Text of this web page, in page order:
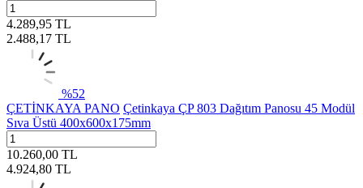
4.289,95 TL
2.488,17 TL
%52
ÇETİNKAYA PANO Çetinkaya ÇP 803 Dağıtım Panosu 45 Modül
Sıva Üstü 400x600x175mm
10.260,00 TL
4.924,80 TL